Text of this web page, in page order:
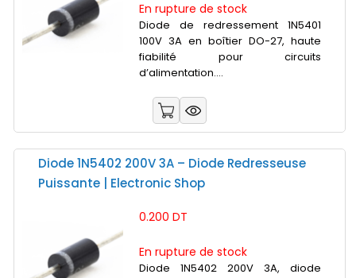
En rupture de stock
Diode de redressement 1N5401
100V 3A en boîtier DO-27, haute
fiabilité pour circuits
d’alimentation....
Diode 1N5402 200V 3A – Diode Redresseuse
Puissante | Electronic Shop
0.200 DT
En rupture de stock
Diode 1N5402 200V 3A, diode